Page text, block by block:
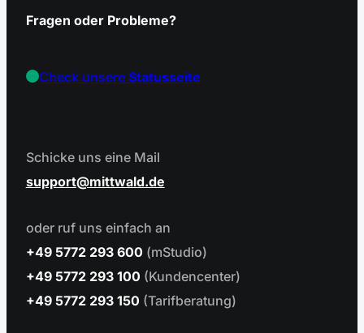
Fragen oder Probleme?
Check unsereStatusseite
Schicke uns eine Mail
support
mittwald.de
oder ruf uns einfach an
+49 5772 293 600 (mStudio)
+49 5772 293 100 (Kundencenter)
+49 5772 293 150 (Tarifberatung)